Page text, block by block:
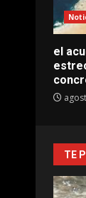
el
TE